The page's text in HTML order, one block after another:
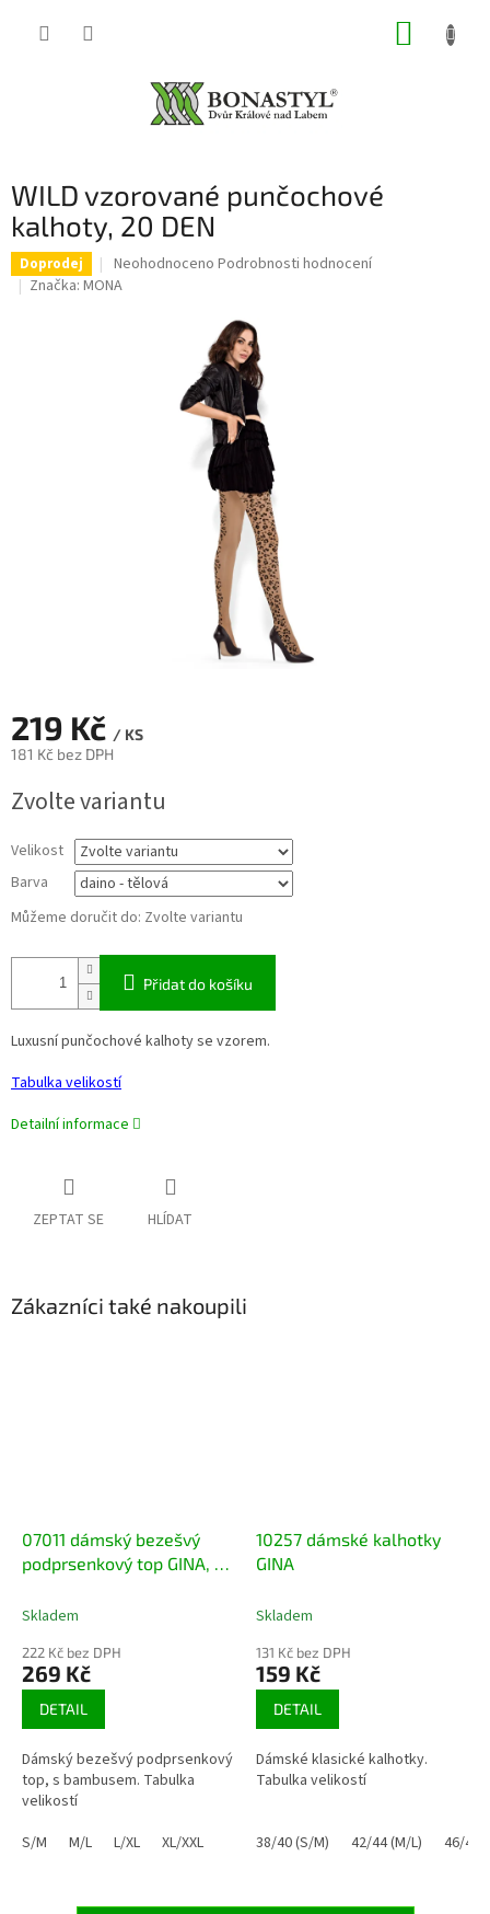
WILD vzorované punčochové
kalhoty, 20 DEN
Doprodej
Průměrné
hodnocení
hvězdiček.
Neohodnoceno Podrobnosti hodnocení
Značka: MONA
219 Kč / KS
181 Kč bez DPH
cena:
Zvolte variantu
Velikost
Barva
Můžeme doručit do: Zvolte variantu
Přidat do košíku
Luxusní punčochové kalhoty se vzorem.
Tabulka velikostí
Detailní informace
ZEPTAT SE HLÍDAT
Zákazníci také nakoupili
07011 dámský bezešvý
podprsenkový top GINA, s
Skladem
222 Kč bez DPH
269 Kč
DETAIL
Dámský bezešvý podprsenkový
top, s bambusem. Tabulka
velikostí
S/M
M/L L/XL XL/XXL
10257 dámské kalhotky
GINA
Skladem
131 Kč bez DPH
159 Kč
DETAIL
Dámské klasické kalhotky.
Tabulka velikostí
38/40 (S/M) 42/44 (M/L) 46/48